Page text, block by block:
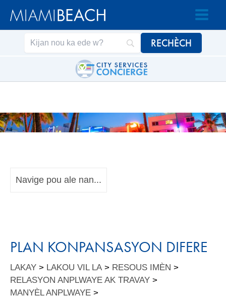
nan
nan
PLAN KONPANSASYON DIFERE
LAKAY > LAKOU VIL LA > RESOUS IMÈN >
RELASYON ANPLWAYE AK TRAVAY >
MANYÈL ANPLWAYE >
Navige pou ale nan...